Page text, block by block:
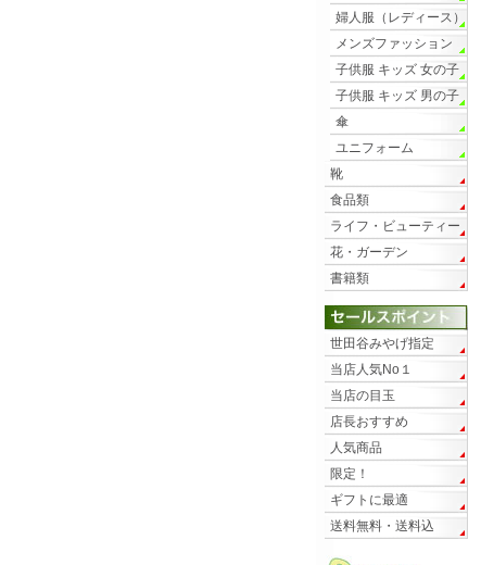
婦人服（レディース）
メンズファッション
子供服 キッズ 女の子
子供服 キッズ 男の子
傘
ユニフォーム
靴
食品類
ライフ・ビューティー
花・ガーデン
書籍類
世田谷みやげ指定
当店人気No１
当店の目玉
店長おすすめ
人気商品
限定！
ギフトに最適
送料無料・送料込